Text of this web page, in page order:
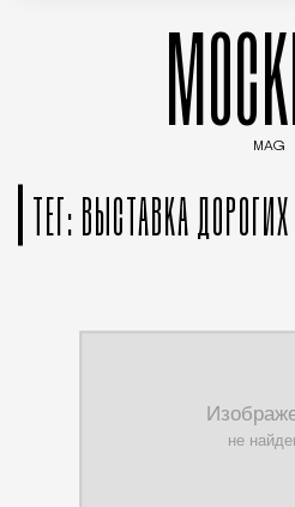
MAG
ТЕГ: ВЫСТАВКА